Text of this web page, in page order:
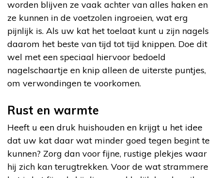
worden blijven ze vaak achter van alles haken en
ze kunnen in de voetzolen ingroeien, wat erg
pijnlijk is. Als uw kat het toelaat kunt u zijn nagels
daarom het beste van tijd tot tijd knippen. Doe dit
wel met een speciaal hiervoor bedoeld
nagelschaartje en knip alleen de uiterste puntjes,
om verwondingen te voorkomen.
Rust en warmte
Heeft u een druk huishouden en krijgt u het idee
dat uw kat daar wat minder goed tegen begint te
kunnen? Zorg dan voor fijne, rustige plekjes waar
hij zich kan terugtrekken. Voor de wat strammere